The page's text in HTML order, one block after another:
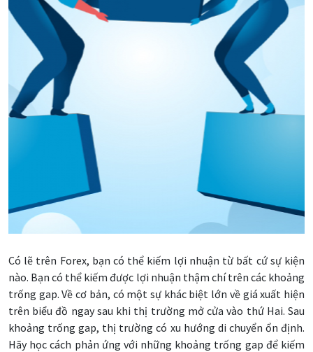
Có lẽ trên Forex, bạn có thể kiếm lợi nhuận từ bất cứ sự kiện
nào. Bạn có thể kiếm được lợi nhuận thậm chí trên các khoảng
trống gap. Về cơ bản, có một sự khác biệt lớn về giá xuất hiện
trên biểu đồ ngay sau khi thị trường mở cửa vào thứ Hai. Sau
khoảng trống gap, thị trường có xu hướng di chuyển ổn định.
Hãy học cách phản ứng với những khoảng trống gap để kiếm